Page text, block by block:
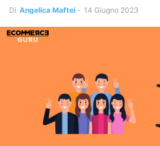
Di Angelica Maftei - 14 Giugno 2023